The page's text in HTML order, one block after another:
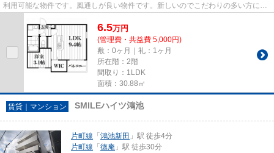
利用可能な物件です。風通しが良い物件です。新しいのでこだわりの多い方にも
おすすめの築浅物件です。できる...
6.5万円
(管理費・共益費 5,000円)
敷：0ヶ月｜礼：1ヶ月
所在階：2階
間取り：1LDK
面積：30.88㎡
賃貸｜マンション SMILEハイツ鴻池
片町線 「 鴻池新田 」駅 徒歩4分
片町線 「 徳庵 」駅 徒歩30分